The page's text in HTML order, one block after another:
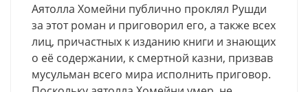
Аятолла Хомейни публично проклял Рушди
за этот роман и приговорил его, а также всех
лиц, причастных к изданию книги и знающих
о её содержании, к смертной казни, призвав
мусульман всего мира исполнить приговор.